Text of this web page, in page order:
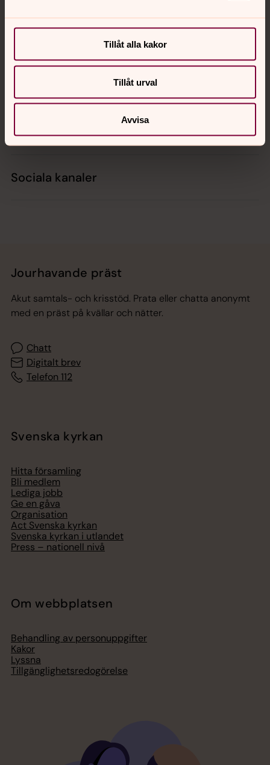
Tillåt alla kakor
Tillåt urval
Avvisa
Hitta snabbt
Sociala kanaler
Jourhavande präst
Akut samtals- och krisstöd. Prata eller chatta anonymt
med en präst på kvällar och nätter.
Chatt
Digitalt brev
Telefon 112
Svenska kyrkan
Hitta församling
Bli medlem
Lediga jobb
Ge en gåva
Organisation
Act Svenska kyrkan
Svenska kyrkan i utlandet
Press – nationell nivå
Om webbplatsen
Behandling av personuppgifter
Kakor
Lyssna
Tillgänglighetsredogörelse